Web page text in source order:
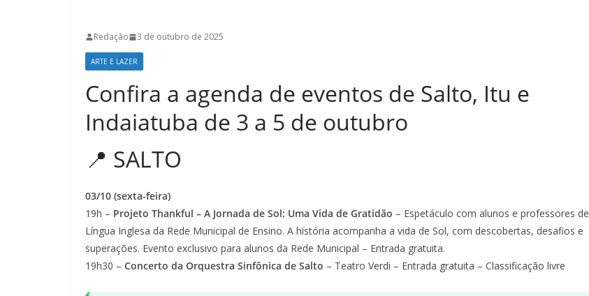
Redação 3 de outubro de 2025
ARTE E LAZER
Confira a agenda de eventos de Salto, Itu e
Indaiatuba de 3 a 5 de outubro
📍 SALTO
03/10 (sexta-feira)
19h – Projeto Thankful – A Jornada de Sol: Uma Vida de Gratidão – Espetáculo com alunos e professores de
Língua Inglesa da Rede Municipal de Ensino. A história acompanha a vida de Sol, com descobertas, desafios e
superações. Evento exclusivo para alunos da Rede Municipal – Entrada gratuita.
19h30 – Concerto da Orquestra Sinfônica de Salto – Teatro Verdi – Entrada gratuita – Classificação livre